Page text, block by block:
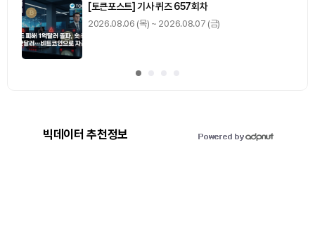
[토큰포스트] 기사 퀴즈 657회차
2026.08.06 (목) ~ 2026.08.07 (금)
빅데이터 추천정보